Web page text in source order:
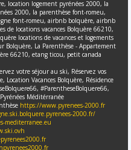
location logement pyrénées 2000, la
2000, la parenthèse font-romeu,
font-romeu, airbnb bolquère, airbnb
de locations vacances Bolquère 66210,
locations de vacances et logements
Bolquère, La Parenthèse - Appartement
66210, etang ticou, petit canada
votre séjour au ski, Réservez vos
Location Vacances Bolquère, Résidence
#ParentheseBolquere66,
Méditérranée
https://www.pyrenees-2000.fr
2000.fr/
mediterranee.eu